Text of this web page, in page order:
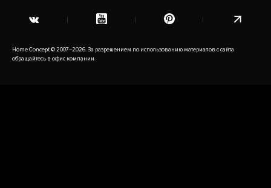
Home Concept © 2007–2026. За разрешением по использованию материалов с сайта
обращайтесь в офис компании.